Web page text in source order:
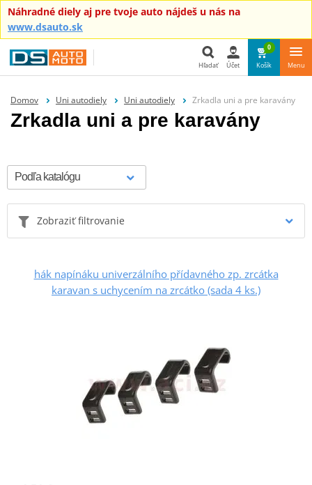
Náhradné diely aj pre tvoje auto nájdeš u nás na
www.dsauto.sk
Hľadať
Hľadať Účet
0
Košík Menu
Domov Uni autodiely Uni autodiely Zrkadla uni a pre karavány
Zrkadla uni a pre karavány
Zobraziť filtrovanie
hák napínáku univerzálního přídavného zp. zrcátka
karavan s uchycením na zrcátko (sada 4 ks.)